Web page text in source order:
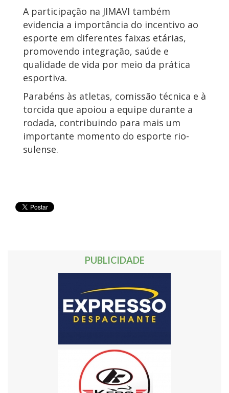
A participação na JIMAVI também
evidencia a importância do incentivo ao
esporte em diferentes faixas etárias,
promovendo integração, saúde e
qualidade de vida por meio da prática
esportiva.
Parabéns às atletas, comissão técnica e à
torcida que apoiou a equipe durante a
rodada, contribuindo para mais um
importante momento do esporte rio-
sulense.
PUBLICIDADE